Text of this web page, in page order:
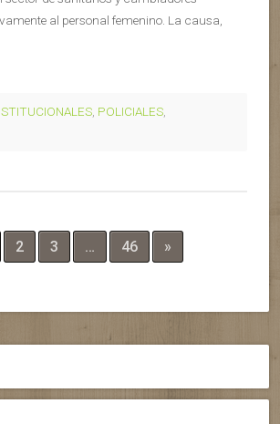
al personal femenino. La causa,
POLICIALES
2 3 … 46 »